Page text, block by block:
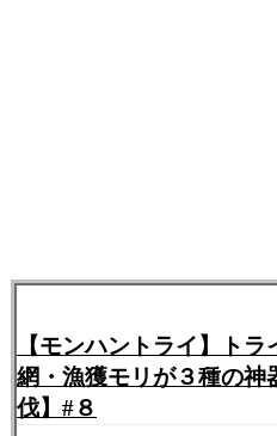
【モンハントライ】ト
網・漁獲モリが３種の神
伐】#８